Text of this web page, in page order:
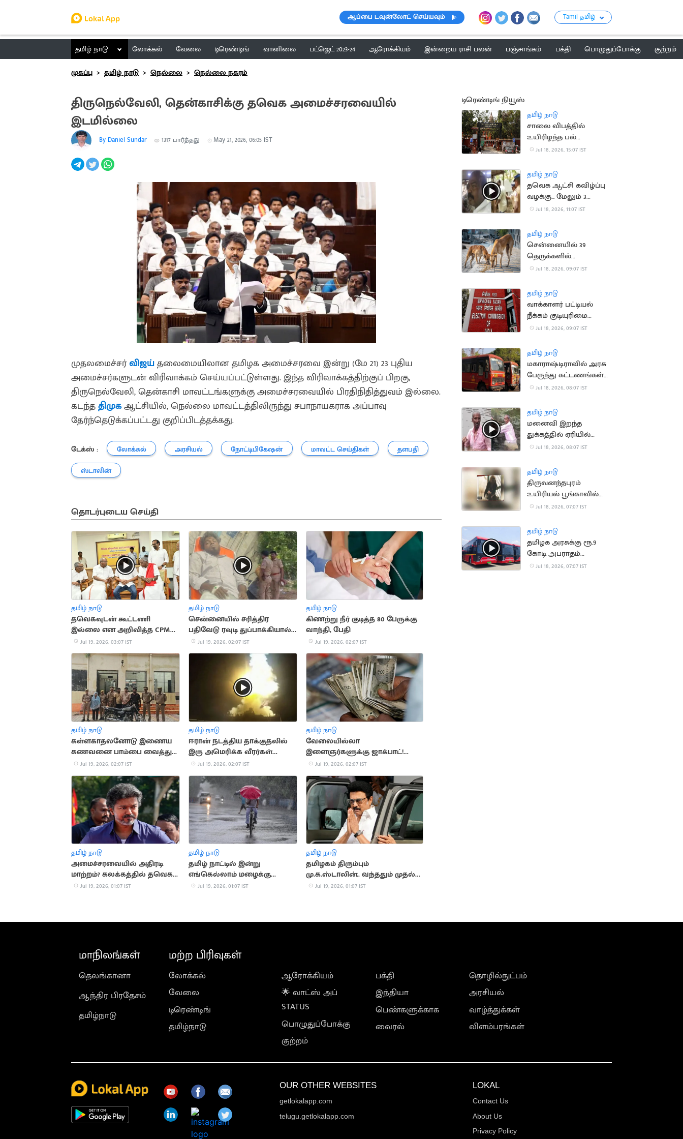
ஆப்பை டவுன்லோட் செய்யவும் Tamil தமிழ்
தமிழ் நாடு லோக்கல் வேலை டிரெண்டிங் வானிலை பட்ஜெட் 2023-24 ஆரோக்கியம் இன்றைய ராசி பலன் பஞ்சாங்கம் பக்தி பொழுதுப்போக்கு
குற்றம்
முகப்பு
தமிழ் நாடு நெல்லை நெல்லை நகரம்
திருநெல்வேலி, தென்காசிக்கு தவெக அமைச்சரவையில்
இடமில்லை
By Daniel Sundar 1317 பார்த்தது May 21, 2026, 06:05 IST
முதலமைச்சர்விஜய்தலைமையிலான தமிழக அமைச்சரவை இன்று (மே 21) 23 புதிய
அமைச்சர்களுடன் விரிவாக்கம் செய்யப்பட்டுள்ளது. இந்த விரிவாக்கத்திற்குப் பிறகு,
திருநெல்வேலி, தென்காசி மாவட்டங்களுக்கு அமைச்சரவையில் பிரதிநிதித்துவம் இல்லை.
கடந்ததிமுகஆட்சியில், நெல்லை மாவட்டத்திலிருந்து சபாநாயகராக அப்பாவு
தேர்ந்தெடுக்கப்பட்டது குறிப்பிடத்தக்கது.
டேக்ஸ் : லோக்கல் அரசியல் நோட்டிபிகேஷன் மாவட்ட செய்திகள் தளபதி
ஸ்டாலின்
தொடர்புடைய செய்தி
தமிழ் நாடு
தவெகவுடன் கூட்டணி
இல்லை என அறிவித்த CPM
சண்முகம்
Jul 19, 2026, 03:07 IST
தமிழ் நாடு
சென்னையில் சரித்திர
பதிவேடு ரவுடி துப்பாக்கியால்
சுட்டுப்பிடிப்பு
Jul 19, 2026, 02:07 IST
தமிழ் நாடு
கிணற்று நீர் குடித்த 80 பேருக்கு
வாந்தி, பேதி
Jul 19, 2026, 02:07 IST
தமிழ் நாடு
கள்ளகாதலனோடு இணைய
கணவனை பாம்பை வைத்து
கொன்ற மனைவி
Jul 19, 2026, 02:07 IST
தமிழ் நாடு
ஈரான் நடத்திய தாக்குதலில்
இரு அமெரிக்க வீரர்கள்
உயிரிழப்பு
Jul 19, 2026, 02:07 IST
தமிழ் நாடு
வேலையில்லா
இளைஞர்களுக்கு ஜாக்பாட்!
உதவித்தொகை ரூ.4,000 ஆக
உயர்கிறது
Jul 19, 2026, 02:07 IST
தமிழ் நாடு
அமைச்சரவையில் அதிரடி
மாற்றம்? கலக்கத்தில் தவெக
அமைச்சர்கள்
Jul 19, 2026, 01:07 IST
தமிழ் நாடு
தமிழ் நாட்டில் இன்று
எங்கெல்லாம் மழைக்கு
வாய்ப்பு?
Jul 19, 2026, 01:07 IST
தமிழ் நாடு
தமிழகம் திரும்பும்
மு.க.ஸ்டாலின்.. வந்ததும் முதல்
நடவடிக்கை
Jul 19, 2026, 01:07 IST
டிரெண்டிங் நியூஸ்
தமிழ் நாடு
சாலை விபத்தில்
உயிரிழந்த பல்
மருத்துவரின்
கோடி இழப்பீடு
Jul 18, 2026, 15:07 IST
தமிழ் நாடு
தவெக ஆட்சி கவிழ்ப்பு
வழக்கு... மேலும் 3
பேரிடம் போலீசார் தீவிர
Jul 18, 2026, 11:07 IST
தமிழ் நாடு
சென்னையில் 39
தெருக்களில்
தெருநாய்களுக்கு
Jul 18, 2026, 09:07 IST
தமிழ் நாடு
வாக்காளர் பட்டியல்
நீக்கம் குடியுரிமை
இழப்பாகாது: உச்ச
Jul 18, 2026, 09:07 IST
தமிழ் நாடு
மகாராஷ்டிராவில் அரசு
பேருந்து கட்டணங்கள்
உயர்வு
Jul 18, 2026, 08:07 IST
தமிழ் நாடு
மனைவி இறந்த
துக்கத்தில் ஏரியில்
குதித்து தற்கொலை
மீட்பு
Jul 18, 2026, 08:07 IST
தமிழ் நாடு
திருவனந்தபுரம்
உயிரியல் பூங்காவில்
நீலகிரி கருங்குரங்கு
Jul 18, 2026, 07:07 IST
தமிழ் நாடு
தமிழக அரசுக்கு ரூ.9
கோடி அபராதம்
செலுத்திய OHM
Jul 18, 2026, 07:07 IST
மாநிலங்கள்
தெலங்கானா
ஆந்திர பிரதேசம்
தமிழ்நாடு
மற்ற பிரிவுகள்
லோக்கல்
வேலை
டிரெண்டிங்
தமிழ்நாடு
ஆரோக்கியம்
🌟 வாட்ஸ் அப்
STATUS
பொழுதுப்போக்கு
குற்றம்
பக்தி
இந்தியா
பெண்களுக்காக
வைரல்
தொழில்நுட்பம்
அரசியல்
வாழ்த்துக்கள்
விளம்பரங்கள்
OUR OTHER WEBSITES
getlokalapp.com
telugu.getlokalapp.com
LOKAL
Contact Us
About Us
Privacy Policy